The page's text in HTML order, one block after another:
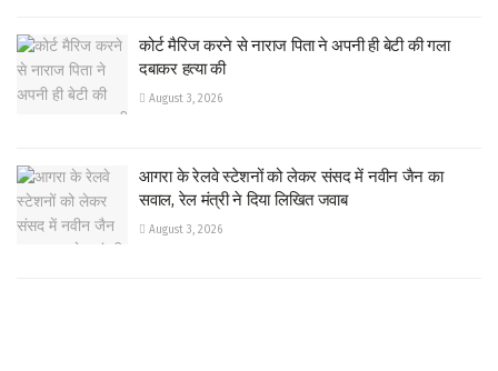
कोर्ट मैरिज करने से नाराज पिता ने अपनी ही बेटी की गला
दबाकर हत्या की
August 3, 2026
आगरा के रेलवे स्टेशनों को लेकर संसद में नवीन जैन का
सवाल, रेल मंत्री ने दिया लिखित जवाब
August 3, 2026